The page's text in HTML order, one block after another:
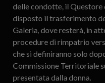
delle condotte, il Questore
disposto il trasferimento
Galeria, dove resterà, in
procedure di rimpatrio
che si definiranno solo
Commissione Territoriale
presentata dalla donna.